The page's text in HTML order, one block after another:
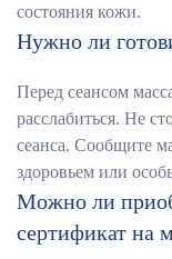
состояния кожи.
Нужно ли
Перед сеансом
расслабиться. Не
сеанса. Сообщите
здоровьем или
Можно ли
сертификат на